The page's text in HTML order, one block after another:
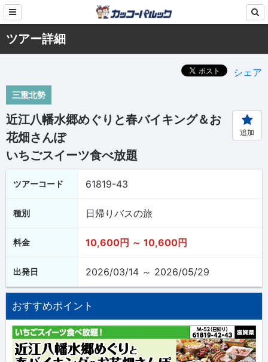
ツアー詳細
シェア
三重北勢
近江八幡水郷めぐりと春バイキング＆お
花畑さんぽ
いちごスイーツ食べ放題
追加
ツアーコード 61819-43
種別 日帰りバスの旅
料金 10,600円 ～ 10,600円
出発日 2026/03/14 ～ 2026/05/29
おすすめポイント